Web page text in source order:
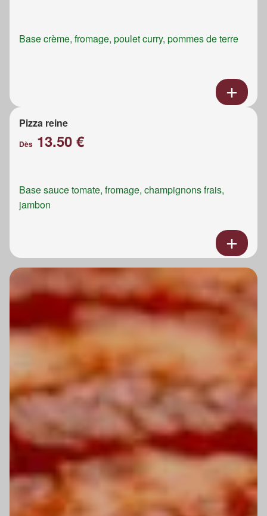
Base crème, fromage, poulet curry, pommes de terre
Pizza reine
Dès 13.50 €
Base sauce tomate, fromage, champignons frais,
jambon